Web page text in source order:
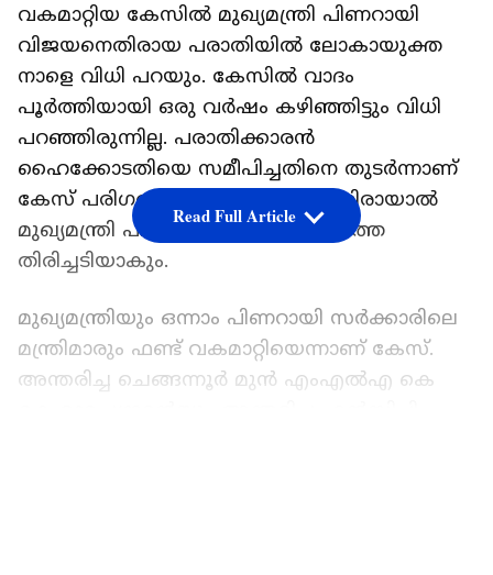
വകമാറ്റിയ കേസിൽ മുഖ്യമന്ത്രി പിണറായി
വിജയനെതിരായ പരാതിയിൽ ലോകായുക്ത
നാളെ വിധി പറയും. കേസിൽ വാദം
പൂർത്തിയായി ഒരു വർഷം കഴിഞ്ഞിട്ടും വിധി
പറഞ്ഞിരുന്നില്ല. പരാതിക്കാരൻ
ഹൈക്കോടതിയെ സമീപിച്ചതിനെ തുടർന്നാണ്
കേസ് പരിഗണിക്കുന്നത്. വിധി എതിരായാൽ
മുഖ്യമന്ത്രി പിണറായി വിജയന് കനത്ത
തിരിച്ചടിയാകും.
മുഖ്യമന്ത്രിയും ഒന്നാം പിണറായി സർക്കാരിലെ
മന്ത്രിമാരും ഫണ്ട് വകമാറ്റിയെന്നാണ് കേസ്.
അന്തരിച്ച ചെങ്ങന്നൂർ മുൻ എംഎൽഎ കെ
Read Full Article